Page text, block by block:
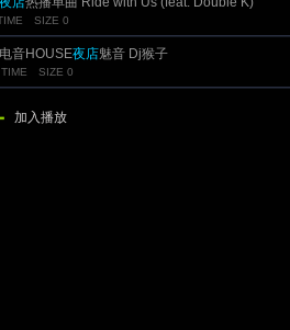
SIZE 0
音HOUSE夜店魅音 Dj猴子
TIME SIZE 0
加入播放